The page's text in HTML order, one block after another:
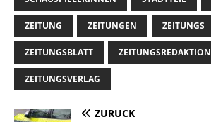
ZEITUNG ZEITUNGEN ZEITUNGS
ZEITUNGSBLATT ZEITUNGSREDAKTION
ZEITUNGSVERLAG
ZURÜCK